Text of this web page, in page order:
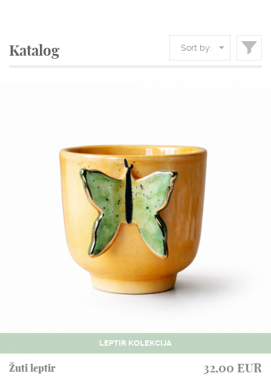
STUDIJSKA ARHIVA
O NAMA
Katalog Sort by:
LEPTIR KOLEKCIJA
Žuti leptir 32,00 EUR